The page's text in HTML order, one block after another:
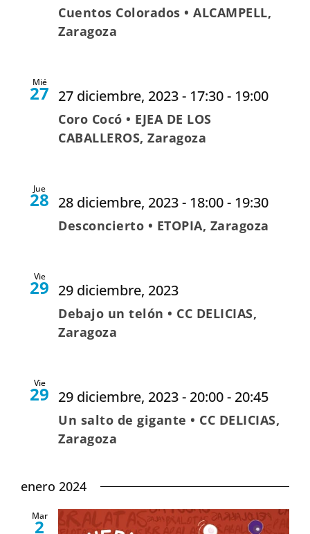
Cuentos Colorados • ALCAMPELL,
Zaragoza
Mié
27 27 diciembre, 2023 - 17:30- 19:00
Coro Cocó • EJEA DE LOS
CABALLEROS, Zaragoza
Jue
28 28 diciembre, 2023 - 18:00- 19:30
Desconcierto • ETOPIA, Zaragoza
Vie
29 29 diciembre, 2023
Debajo un telón • CC DELICIAS,
Zaragoza
Vie
29 29 diciembre, 2023 - 20:00- 20:45
Un salto de gigante • CC DELICIAS,
Zaragoza
enero 2024
Mar
2